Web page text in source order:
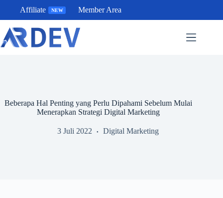
content
Affiliate NEW Member Area
Beberapa Hal Penting yang Perlu Dipahami Sebelum Mulai
Menerapkan Strategi Digital Marketing
3 Juli 2022 Digital Marketing